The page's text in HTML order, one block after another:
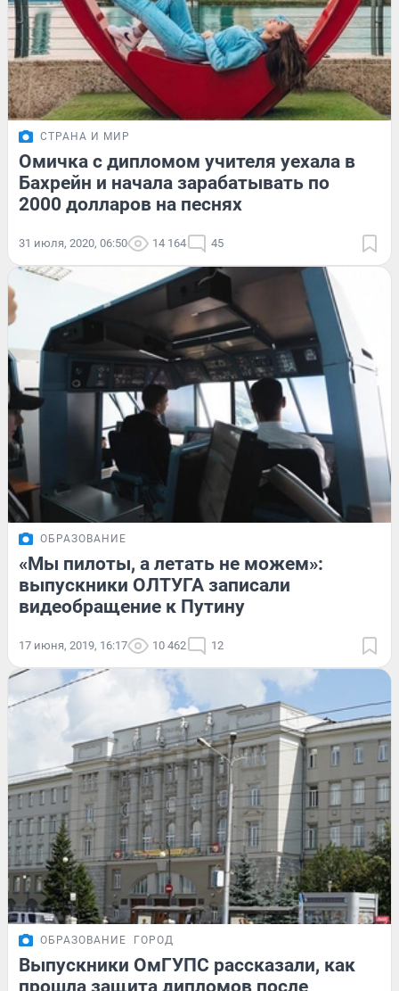
СТРАНА И МИР
Омичка с дипломом учителя уехала в
Бахрейн и начала зарабатывать по
2000 долларов на песнях
31 июля, 2020, 06:50 14 164 45
ОБРАЗОВАНИЕ
«Мы пилоты, а летать не можем»:
выпускники ОЛТУГА записали
видеобращение к Путину
17 июня, 2019, 16:17 10 462 12
ОБРАЗОВАНИЕ ГОРОД
Выпускники ОмГУПС рассказали, как
прошла защита дипломов после